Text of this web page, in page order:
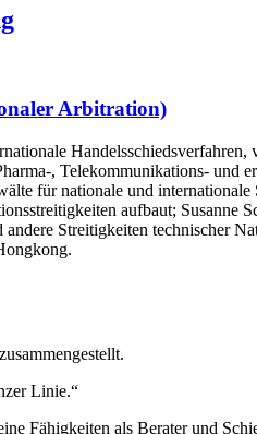
Arbitration)
, Telekommunikations- und
für nationale und
aufbaut; Susanne
Streitigkeiten technischer
Linie.“
Fähigkeiten als Berater und